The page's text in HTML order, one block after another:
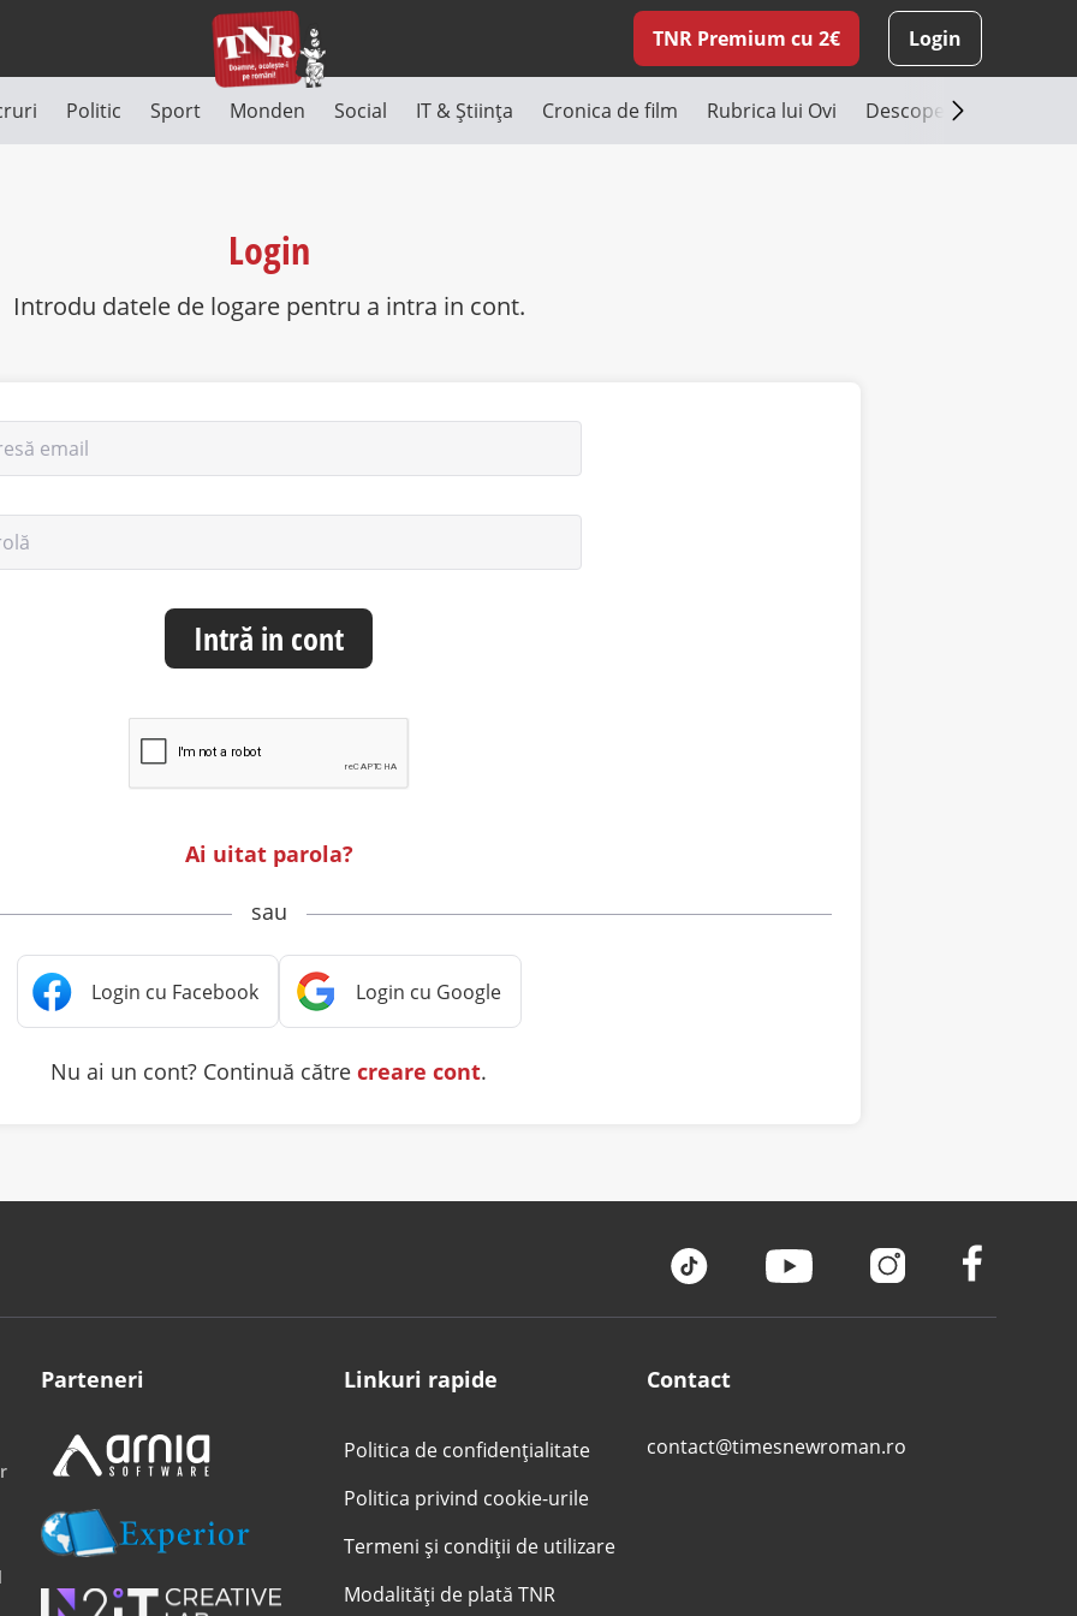
TNR Premium cu 2€ Login
Politic Sport Monden Social IT & Știința Cronica de film Rubrica lui Ovi Descoperă România
Login
Introdu datele de logare pentru a intra in cont.
email
Intră in cont
Ai uitat parola?
sau
Nu ai un cont? Continuă cătrecreare cont.
Parteneri Linkuri rapide
Politica de confidențialitate
Politica privind cookie-urile
Termeni și condiții de utilizare
Modalități de plată TNR
Contact
contact@timesnewroman.ro